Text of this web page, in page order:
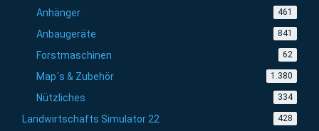
Anhänger 461
Anbaugeräte 841
Forstmaschinen 62
Map´s & Zubehör 1.380
Nützliches 334
Landwirtschafts Simulator 22 428